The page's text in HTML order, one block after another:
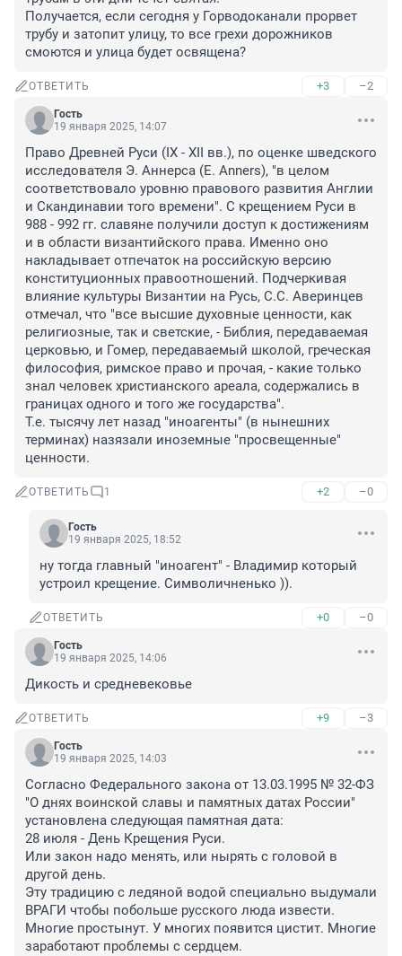
Получается, если сегодня у Горводоканали прорвет
трубу и затопит улицу, то все грехи дорожников
смоются и улица будет освящена?
ОТВЕТИТЬ +3 –2
Гость
19 января 2025, 14:07
Право Древней Руси (IX - XII вв.), по оценке шведского
исследователя Э. Аннерса (E. Anners), "в целом
соответствовало уровню правового развития Англии
и Скандинавии того времени". С крещением Руси в
988 - 992 гг. славяне получили доступ к достижениям
и в области византийского права. Именно оно
накладывает отпечаток на российскую версию
конституционных правоотношений. Подчеркивая
влияние культуры Византии на Русь, С.С. Аверинцев
отмечал, что "все высшие духовные ценности, как
религиозные, так и светские, - Библия, передаваемая
церковью, и Гомер, передаваемый школой, греческая
философия, римское право и прочая, - какие только
знал человек христианского ареала, содержались в
границах одного и того же государства".
Т.е. тысячу лет назад "иноагенты" (в нынешних
терминах) назязали иноземные "просвещенные"
ценности.
ОТВЕТИТЬ 1 +2 –0
Гость
19 января 2025, 18:52
ну тогда главный "иноагент" - Владимир который
устроил крещение. Символичненько )).
ОТВЕТИТЬ +0 –0
Гость
19 января 2025, 14:06
Дикость и средневековье
ОТВЕТИТЬ +9 –3
Гость
19 января 2025, 14:03
Согласно Федерального закона от 13.03.1995 № 32-ФЗ
"О днях воинской славы и памятных датах России"
установлена следующая памятная дата:
28 июля - День Крещения Руси.
Или закон надо менять, или нырять с головой в
другой день.
Эту традицию с ледяной водой специально выдумали
ВРАГИ чтобы побольше русского люда извести.
Многие простынут. У многих появится цистит. Многие
заработают проблемы с сердцем.